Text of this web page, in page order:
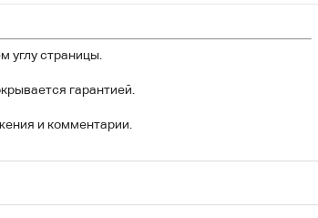
углу страницы.
гарантией.
и комментарии.